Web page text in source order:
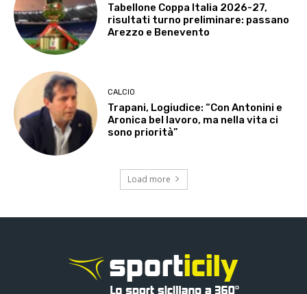
Tabellone Coppa Italia 2026-27,
risultati turno preliminare: passano
Arezzo e Benevento
CALCIO
Trapani, Logiudice: “Con Antonini e
Aronica bel lavoro, ma nella vita ci
sono priorità”
Load more